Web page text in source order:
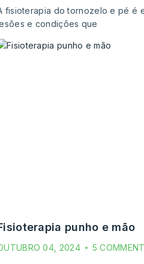
fisioterapia do tornozelo e pé é
e condições que
fisioterapia punho e mão
04, 2024 5